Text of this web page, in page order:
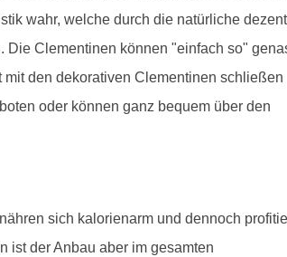
wahr, welche durch die natürliche
Die Clementinen können "einfach so"
den dekorativen Clementinen schließen
oder können ganz bequem über den
sich kalorienarm und dennoch
ist der Anbau aber im gesamten